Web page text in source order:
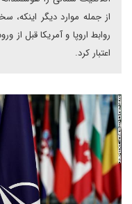
از جمله موارد دیگر اینکه،
روابط اروپا و آمریکا قبل از
اعتبار کرد.